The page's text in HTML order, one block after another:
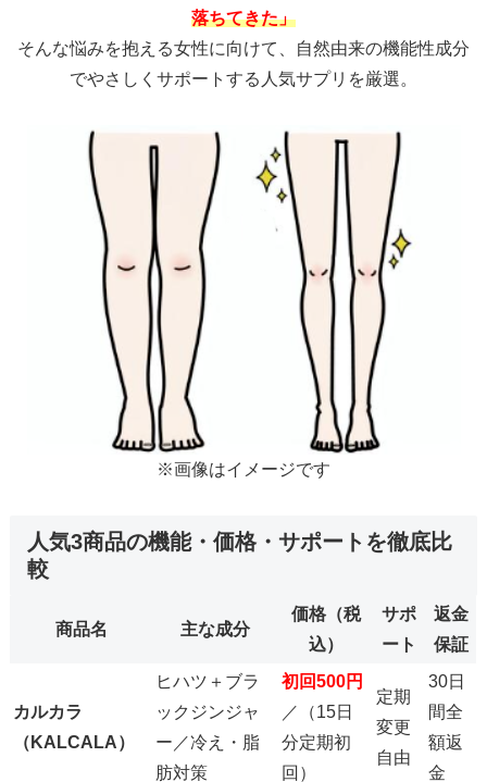
落ちてきた」
そんな悩みを抱える女性に向けて、自然由来の機能性成分
でやさしくサポートする人気サプリを厳選。
※画像はイメージです
人気3商品の機能・価格・サポートを徹底比
較
商品名 主な成分
価格（税
込）
サポ
ート
返金
保証
カルカラ
（KALCALA）
ヒハツ＋ブラ
ックジンジャ
ー／冷え・脂
肪対策
初回500円
／（15日
分定期初
回）
定期
変更
自由
30日
間全
額返
金